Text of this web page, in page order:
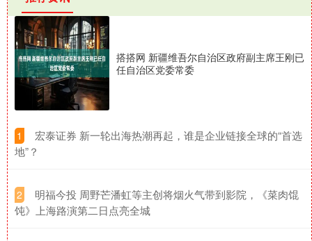
搭搭网 新疆维吾尔自治区政府副主席王刚已
任自治区党委常委
1
​宏泰证券 新一轮出海热潮再起，谁是企业链接全球的“首选
地”？
2
​明福今投 周野芒潘虹等主创将烟火气带到影院，《菜肉馄
饨》上海路演第二日点亮全城